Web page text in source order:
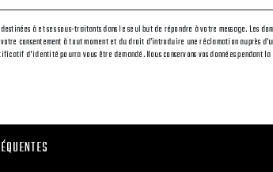
à et ses sous-traitants dans le seul but de répondre à votre message. Les
consentement à tout moment et du droit d’introduire une réclamation auprès
d'identité pourra vous être demandé. Nous conservons vos données pendant